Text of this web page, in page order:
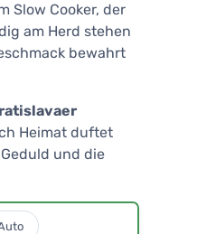
Slow Cooker, der
am Herd stehen
bewahrt
Heimat duftet
und die